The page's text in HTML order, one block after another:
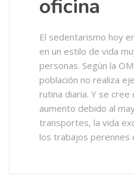
oficina
El sedentarismo hoy
en un estilo de vida
personas. Según la
población no realiza
rutina diaria. Y se
aumento debido al
transportes, la vida
los trabajos perennes